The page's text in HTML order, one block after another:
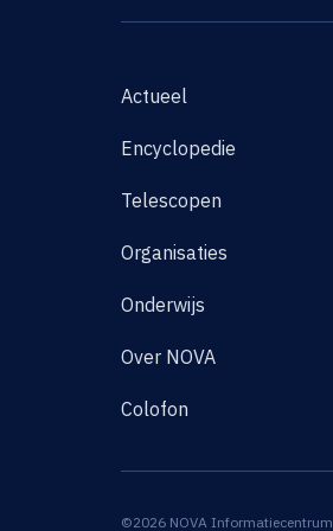
Actueel
Encyclopedie
Telescopen
Organisaties
Onderwijs
Over NOVA
Colofon
©2026 NOVA Informatiecentrum